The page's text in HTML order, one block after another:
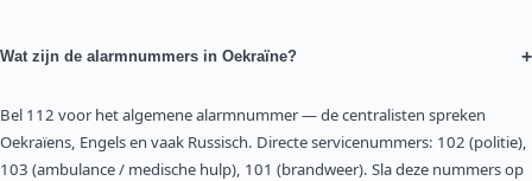
Wat zijn de alarmnummers in Oekraïne? +
Bel 112 voor het algemene alarmnummer — de centralisten spreken
Oekraïens, Engels en vaak Russisch. Directe servicenummers: 102 (politie),
103 (ambulance / medische hulp), 101 (brandweer). Sla deze nummers op